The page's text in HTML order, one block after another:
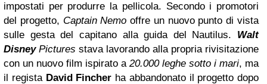
impostati per produrre la pellicola. Secondo i promotori
del progetto, Captain Nemo offre un nuovo punto di vista
sulle gesta del capitano alla guida del Nautilus. Walt
DisneyPictures stava lavorando alla propria rivisitazione
con un nuovo film ispirato a 20.000 leghe sotto i mari, ma
il regista David Fincher ha abbandonato il progetto dopo